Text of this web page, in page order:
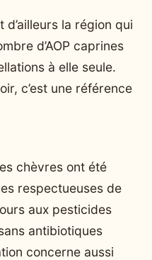
la région qui
d’AOP caprines
à elle seule.
c’est une référence
chèvres ont été
respectueuses de
aux pesticides
antibiotiques
concerne aussi